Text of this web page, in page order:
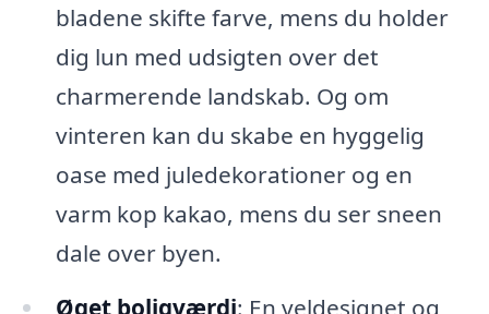
bladene skifte farve, mens du holder
dig lun med udsigten over det
charmerende landskab. Og om
vinteren kan du skabe en hyggelig
oase med juledekorationer og en
varm kop kakao, mens du ser sneen
dale over byen.
Øget boligværdi: En veldesignet og